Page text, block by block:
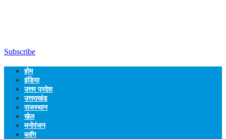
Subscribe
होम
इंडिया
उत्तर प्रदेश
उत्तराखंड
राजस्थान
खेल
मनोरंजन
ब्लॉग